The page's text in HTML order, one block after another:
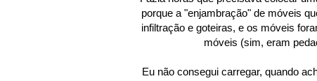
porque a "enjambração" de móveis
infiltração e goteiras, e os móveis
móveis (sim, eram
Eu não consegui carregar, quando